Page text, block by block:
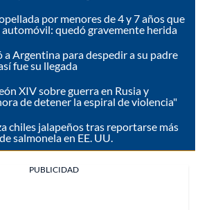
por menores de 4 y 7 años que
quedó gravemente herida
a Argentina para despedir a su padre
fue su llegada
XIV sobre guerra en Rusia y
de detener la espiral de violencia"
chiles jalapeños tras reportarse más
salmonela en EE. UU.
PUBLICIDAD